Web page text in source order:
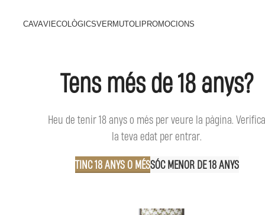
Tens més de 18 anys?
Heu de tenir 18 anys o més per veure la pàgina. Verifica
la teva edat per entrar.
TINC 18 ANYS O MÉSSÓC MENOR DE 18 ANYS
CAVAVIECOLÒGICSVERMUTOLIPROMOCIONS